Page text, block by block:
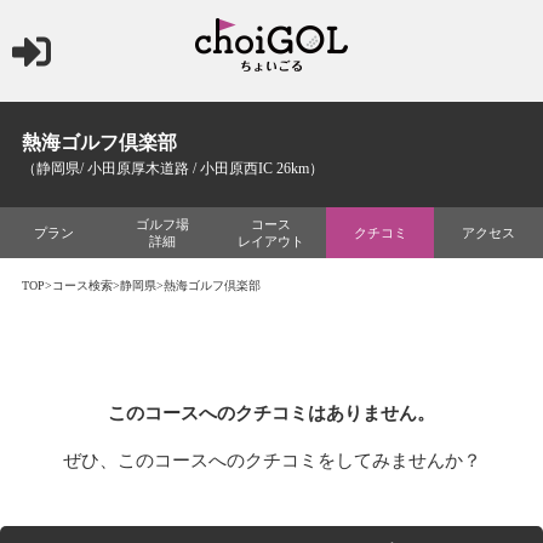
熱海ゴルフ倶楽部
（静岡県/ 小田原厚木道路 / 小田原西IC 26km）
プラン
ゴルフ場
詳細
コース
レイアウト
クチコミ アクセス
TOP>コース検索>静岡県>熱海ゴルフ倶楽部
このコースへのクチコミはありません。
ぜひ、このコースへのクチコミをしてみませんか？